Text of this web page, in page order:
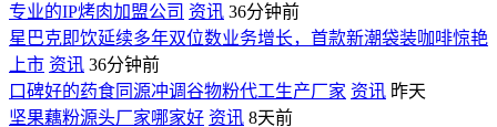
专业的IP烤肉加盟公司 资讯 36分钟前
星巴克即饮延续多年双位数业务增长，首款新潮袋装咖啡惊艳
上市 资讯 36分钟前
口碑好的药食同源冲调谷物粉代工生产厂家 资讯 昨天
坚果藕粉源头厂家哪家好 资讯 8天前